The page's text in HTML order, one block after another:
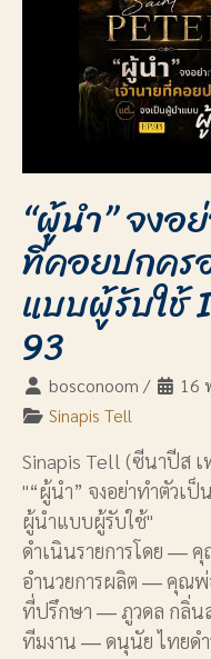
“ผู้นำ” จงอ
ที่คอยปกคร
แบบผู้รับใช้
93
bosconoom / 16
Sinapis Tell
Sinapis Tell (ซีนาปีส เ
"“ผู้นำ” จงอย่าทำตัวเ
ผู้นำแบบผู้รับใช้"
ดำเนินรายการโดย ―
อำนวยการผลิต ― คุณ
ที่ปรึกษา ― ภูวดล กลิ่น
ทีมงาน ― ดนุนัย ไทยดำ